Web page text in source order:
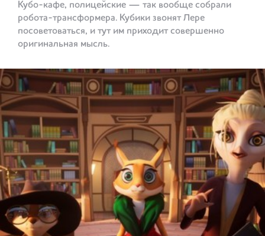
Кубо-кафе, полицейские — так вообще собрали
робота-трансформера. Кубики звонят Лере
посоветоваться, и тут им приходит совершенно
оригинальная мысль.